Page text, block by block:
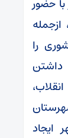
را
داشتن